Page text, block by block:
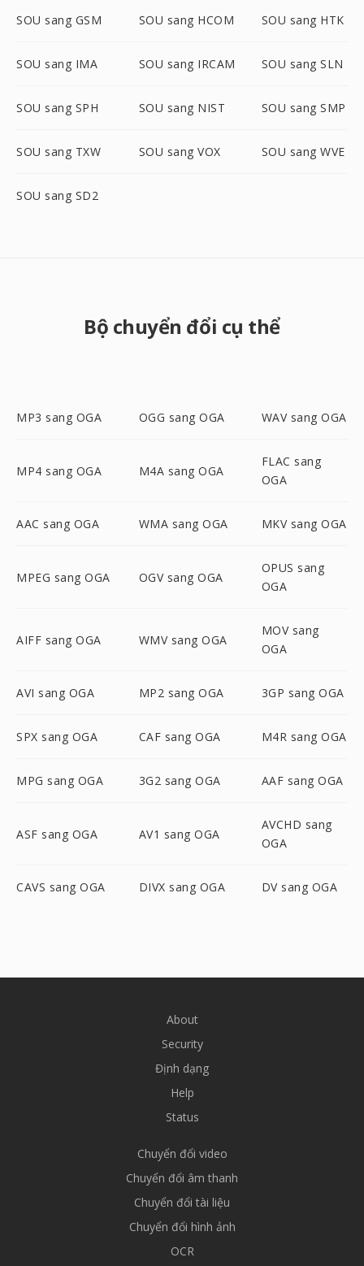
SOU sang GSM SOU sang HCOM SOU sang HTK
SOU sang IMA SOU sang IRCAM SOU sang SLN
SOU sang SPH SOU sang NIST SOU sang SMP
SOU sang TXW SOU sang VOX SOU sang WVE
SOU sang SD2
Bộ chuyển đổi cụ thể
MP3 sang OGA OGG sang OGA WAV sang OGA
MP4 sang OGA M4A sang OGA
FLAC sang
OGA
AAC sang OGA WMA sang OGA MKV sang OGA
MPEG sang OGA OGV sang OGA
OPUS sang
OGA
AIFF sang OGA WMV sang OGA
MOV sang
OGA
AVI sang OGA MP2 sang OGA 3GP sang OGA
SPX sang OGA CAF sang OGA M4R sang OGA
MPG sang OGA 3G2 sang OGA AAF sang OGA
ASF sang OGA AV1 sang OGA
AVCHD sang
OGA
CAVS sang OGA DIVX sang OGA DV sang OGA
About
Security
Định dạng
Help
Status
Chuyển đổi video
Chuyển đổi âm thanh
Chuyển đổi tài liệu
Chuyển đổi hình ảnh
OCR